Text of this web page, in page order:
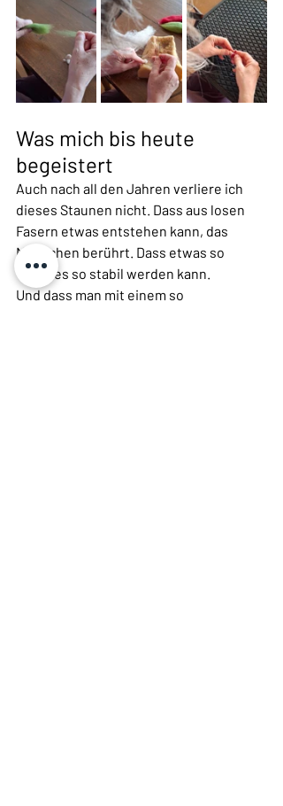
Was mich bis heute
begeistert
Auch nach all den Jahren verliere ich
dieses Staunen nicht. Dass aus losen
Fasern etwas entstehen kann, das
Menschen berührt. Dass etwas so
Weiches so stabil werden kann.
Und dass man mit einem so